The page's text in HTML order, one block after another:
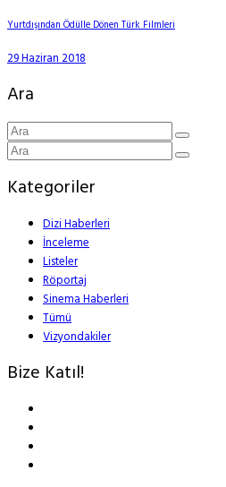
Yurtdışından Ödülle Dönen Türk Filmleri
29 Haziran 2018
Ara
Kategoriler
Dizi Haberleri
İnceleme
Listeler
Röportaj
Sinema Haberleri
Tümü
Vizyondakiler
Bize Katıl!